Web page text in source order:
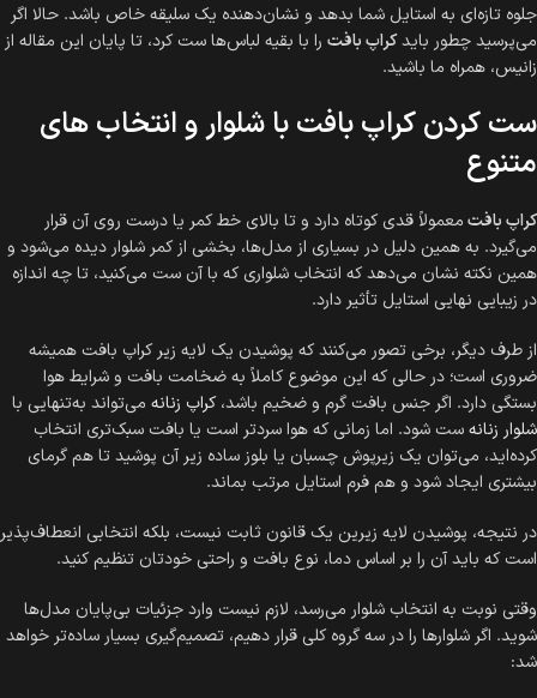
جلوه تازه‌ای به استایل شما بدهد و نشان‌دهنده یک سلیقه خاص باشد. حالا اگر
می‌پرسید چطور بایدکراپ بافت را با بقیه لباس‌ها ست کرد، تا پایان این مقاله از
زانیس، همراه ما باشید.
ست کردن کراپ بافت با شلوار و انتخاب های
متنوع
کراپ بافتمعمولاً قدی کوتاه دارد و تا بالای خط کمر یا درست روی آن قرار
می‌گیرد. به همین دلیل در بسیاری از مدل‌ها، بخشی از کمر شلوار دیده می‌شود و
همین نکته نشان می‌دهد که انتخاب شلواری که با آن ست می‌کنید، تا چه اندازه
در زیبایی نهایی استایل تأثیر دارد.
از طرف دیگر، برخی تصور می‌کنند که پوشیدن یک لایه زیر کراپ بافت همیشه
ضروری است؛ در حالی‌ که این موضوع کاملاً به ضخامت بافت و شرایط هوا
بستگی دارد. اگر جنس بافت گرم و ضخیم باشد،کراپ زنانه می‌تواند به‌تنهایی با
شلوار زنانهست شود. اما زمانی که هوا سردتر است یا بافت سبک‌تری انتخاب
کرده‌اید، می‌توان یک زیرپوش چسبان یا بلوز ساده زیر آن پوشید تا هم گرمای
بیشتری ایجاد شود و هم فرم استایل مرتب بماند.
در نتیجه، پوشیدن لایه زیرین یک قانون ثابت نیست، بلکه انتخابی انعطاف‌پذیر
است که باید آن را بر اساس دما، نوع بافت و راحتی خودتان تنظیم کنید.
وقتی نوبت به انتخاب شلوار می‌رسد، لازم نیست وارد جزئیات بی‌پایان مدل‌ها
شوید. اگر شلوارها را در سه گروه کلی قرار دهیم، تصمیم‌گیری بسیار ساده‌تر خواهد
شد: